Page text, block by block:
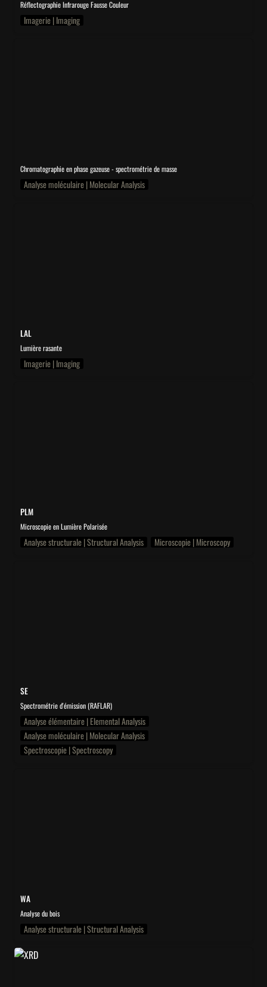
Réflectographie Infrarouge Fausse Couleur
Imagerie | Imaging
Chromatographie en phase gazeuse - spectrométrie de masse
Analyse moléculaire | Molecular Analysis
LAL
Lumière rasante
Imagerie | Imaging
PLM
Microscopie en Lumière Polarisée
Analyse structurale | Structural Analysis Microscopie | Microscopy
SE
Spectrométrie d'émission (RAFLAR)
Analyse élémentaire | Elemental Analysis
Analyse moléculaire | Molecular Analysis
Spectroscopie | Spectroscopy
WA
Analyse du bois
Analyse structurale | Structural Analysis
XRD